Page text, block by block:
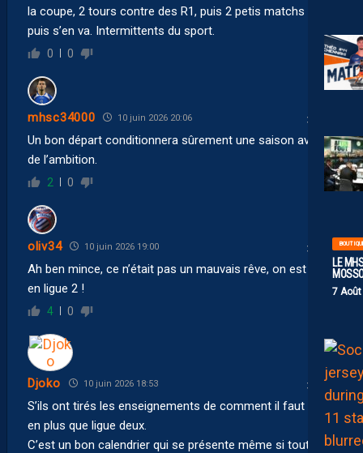
LE
7
la coupe, 2 tours contre des R1, puis 2 petis matchs et
puis s’en va. Intermittents du sport.
0 0
mhsc34000 10 juin 2026 20:06
Un bon départ conditionnera sûrement une saison avec
de l’ambition.
2 0
oliv34 10 juin 2026 19:00
Ah ben mince, ce n’était pas un mauvais rêve, on est bien
en ligue 2 !
4 0
Djoko 10 juin 2026 18:53
S’ils ont tirés les enseignements de comment il faut agir
en plus que ligue deux.
C’est un bon calendrier qui se présente même si toute les